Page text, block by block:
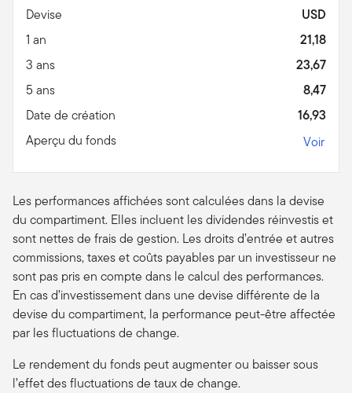
Devise
USD
1 an
21,18
3 ans
23,67
5 ans
8,47
Date de création
16,93
Aperçu du fonds
Voir
Les performances affichées sont calculées dans la devise
du compartiment. Elles incluent les dividendes réinvestis et
sont nettes de frais de gestion. Les droits d’entrée et autres
commissions, taxes et coûts payables par un investisseur ne
sont pas pris en compte dans le calcul des performances.
En cas d’investissement dans une devise différente de la
devise du compartiment, la performance peut-être affectée
par les fluctuations de change.
Le rendement du fonds peut augmenter ou baisser sous
l’effet des fluctuations de taux de change.